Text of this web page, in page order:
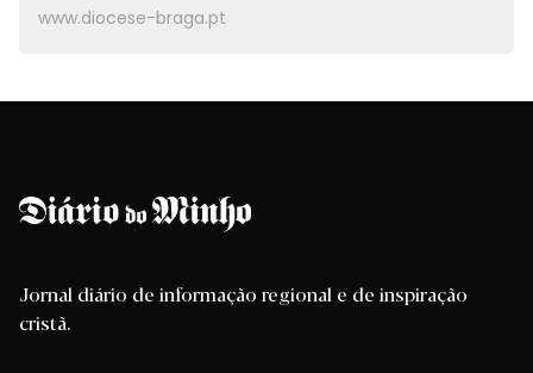
www.diocese-braga.pt
Jornal diário de informação regional e de inspiração
cristã.